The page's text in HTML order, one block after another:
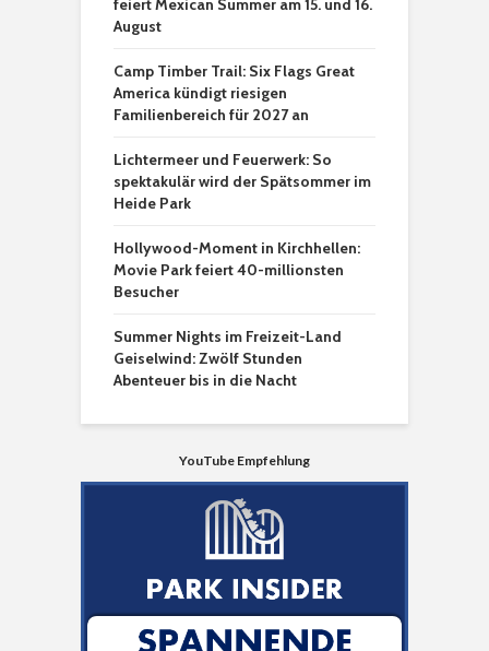
feiert Mexican Summer am 15. und 16.
August
Camp Timber Trail: Six Flags Great
America kündigt riesigen
Familienbereich für 2027 an
Lichtermeer und Feuerwerk: So
spektakulär wird der Spätsommer im
Heide Park
Hollywood-Moment in Kirchhellen:
Movie Park feiert 40-millionsten
Besucher
Summer Nights im Freizeit-Land
Geiselwind: Zwölf Stunden
Abenteuer bis in die Nacht
YouTube Empfehlung